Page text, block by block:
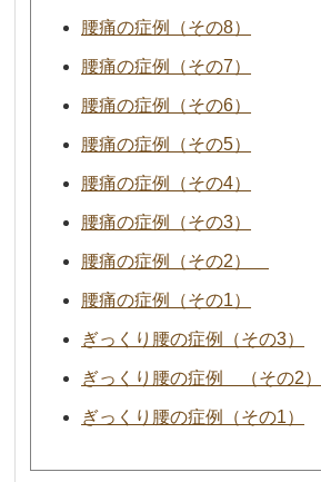
腰痛の症例（その8）
腰痛の症例（その7）
腰痛の症例（その6）
腰痛の症例（その5）
腰痛の症例（その4）
腰痛の症例（その3）
腰痛の症例（その2）
腰痛の症例（その1）
ぎっくり腰の症例（その3）
ぎっくり腰の症例 （その2）
ぎっくり腰の症例（その1）